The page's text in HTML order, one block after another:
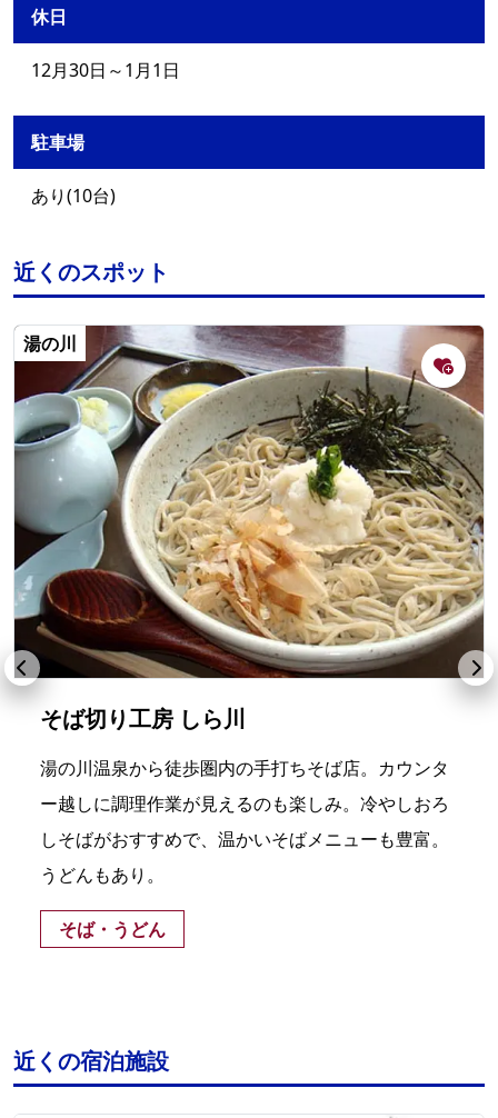
休日
12月30日～1月1日
駐車場
あり(10台)
近くのスポット
湯の川
そば切り工房 しら川
湯の川温泉から徒歩圏内の手打ちそば店。カウンタ
ー越しに調理作業が見えるのも楽しみ。冷やしおろ
しそばがおすすめで、温かいそばメニューも豊富。
うどんもあり。
そば・うどん
近くの宿泊施設